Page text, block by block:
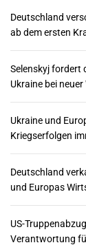
Deutschland
ab dem ersten
Selenskyj fordert
Ukraine bei
Ukraine und
Kriegserfolgen
Deutschland
und Europas
US-
Verantwortung